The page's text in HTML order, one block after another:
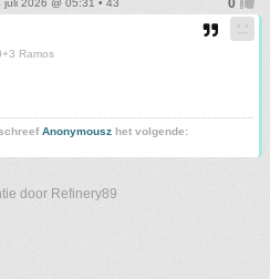
juli 2026 @ 05:31 • 43
Ramos
Anonymousz het volgende:
door Refinery89